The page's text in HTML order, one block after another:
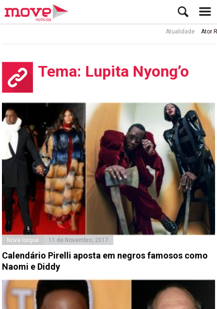
Ator Rui de Sá
Tema: Lupita Nyong’o
Nova Iorque 11 de Novembro, 2017
Calendário Pirelli aposta em negros famosos como
Naomi e Diddy